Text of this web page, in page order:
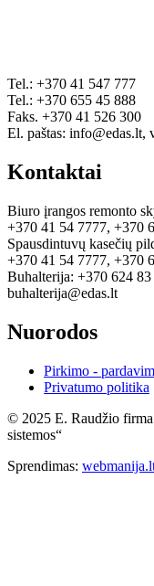
Tel.: +370 41 547 777
Tel.: +370 655 45 888
Faks. +370 41 526 300
El. paštas: info@edas.lt,
Kontaktai
Biuro įrangos remonto
+370 41 54 7777, +370
Spausdintuvų kasečių
+370 41 54 7777, +370
Buhalterija: +370 624 83
buhalterija@edas.lt
Nuorodos
Pirkimo -
Privatumo politika
© 2025 E. Raudžio
sistemos“
Sprendimas: